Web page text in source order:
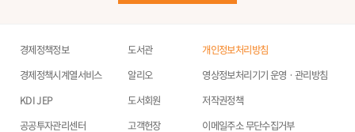
경제정책정보
경제정책시계열서비스
KDI JEP
공공투자관리센터
도서관
알리오
도서회원
고객헌장
개인정보처리방침
영상정보처리기기 운영ㆍ관리방침
저작권정책
이메일주소 무단수집거부